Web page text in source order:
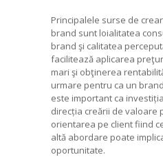
Principalele surse de
brand sunt loialitatea
brand şi calitatea
facilitează aplicarea
mari şi obţinerea
urmare pentru ca un
este important ca
direcția creării de valoare
orientarea pe client fiind
altă abordare poate
oportunitate.